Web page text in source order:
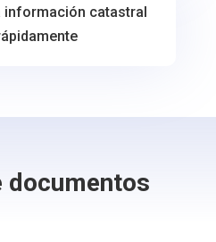
información catastral
documentos